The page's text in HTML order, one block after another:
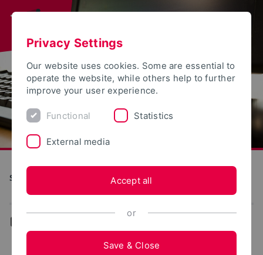
S(kim) - Service Communication Information Media
Privacy Settings
Our website uses cookies. Some are essential to
operate the website, while others help to further
improve your user experience.
Functional Statistics
External media
Accept all
or
Save & Close